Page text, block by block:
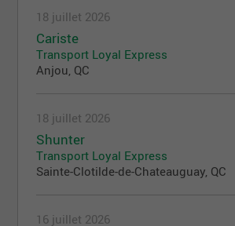
18 juillet 2026
Cariste
Transport Loyal Express
Anjou, QC
18 juillet 2026
Shunter
Transport Loyal Express
Sainte-Clotilde-de-Chateauguay, QC
16 juillet 2026